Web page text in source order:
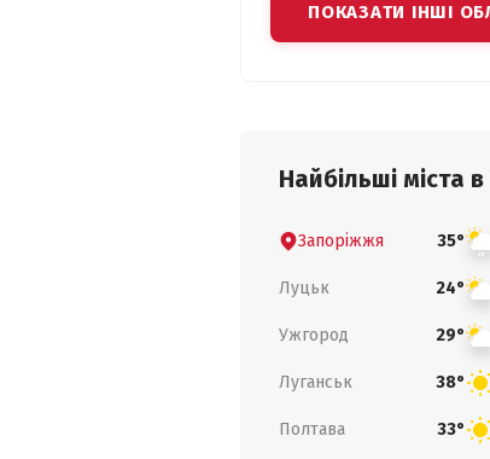
ПОКАЗАТИ ІНШІ
Найбільші міста в
Запоріжжя 35°
Луцьк 24°
Ужгород 29°
Луганськ 38°
Полтава 33°